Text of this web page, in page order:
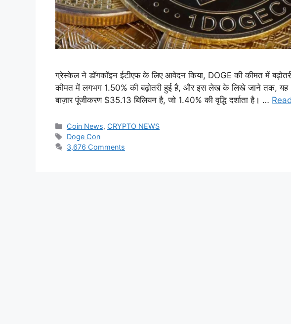
ग्रेस्केल ने डॉगकॉइन ईटीएफ के लिए आवेदन किया, DOGE की कीमत में
कीमत में लगभग 1.50% की बढ़ोतरी हुई है, और इस लेख के लिखे जाने तक, यह
बाज़ार पूंजीकरण $35.13 बिलियन है, जो 1.40% की वृद्धि दर्शाता है। …
Categories
Coin News, CRYPTO NEWS
Tags
Doge Con
3,676 Comments